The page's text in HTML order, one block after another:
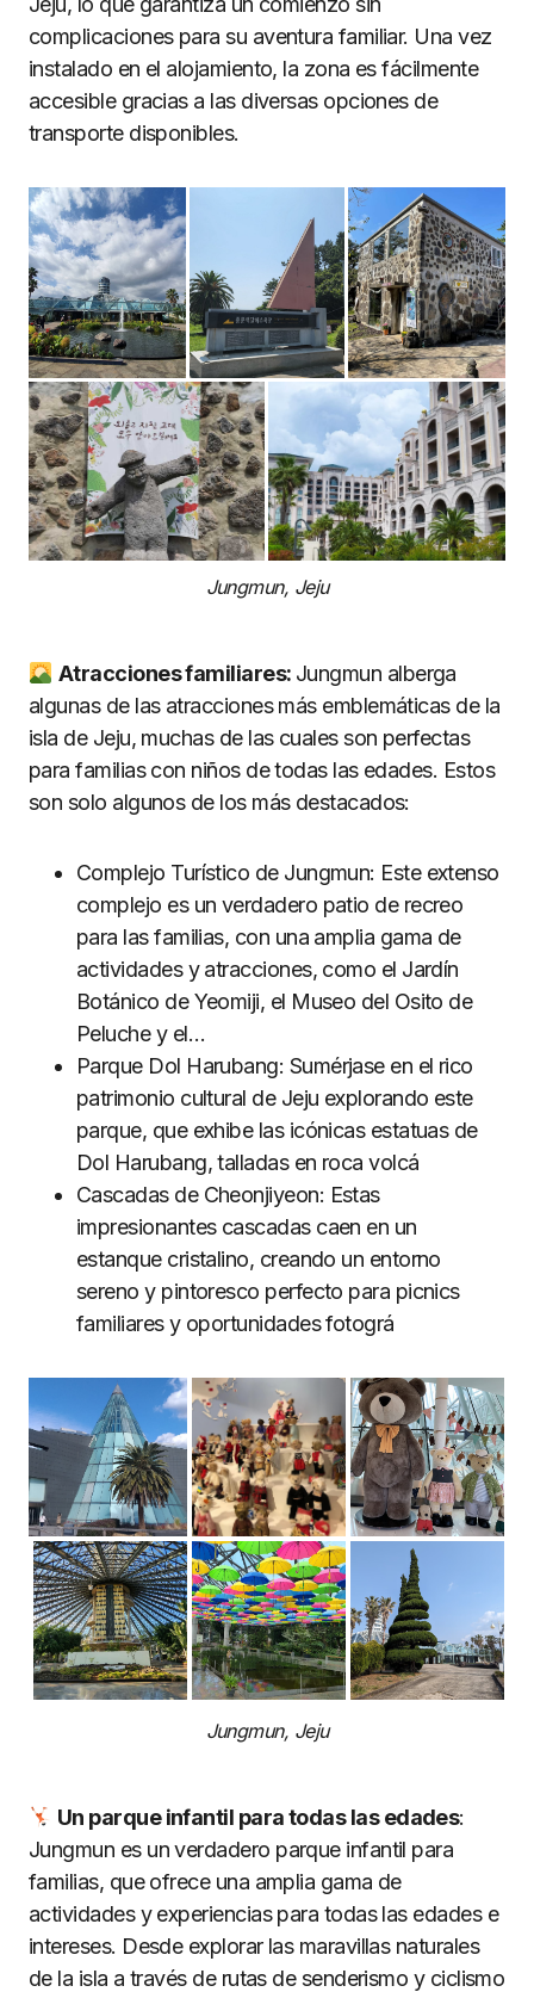
complicaciones para su aventura familiar. Una vez
instalado en el alojamiento, la zona es fácilmente
accesible gracias a las diversas opciones de
transporte disponibles.
Jungmun, Jeju
Atracciones familiares: Jungmun alberga
algunas de las atracciones más emblemáticas de la
isla de Jeju, muchas de las cuales son perfectas
para familias con niños de todas las edades. Estos
son solo algunos de los más destacados:
Complejo Turístico de Jungmun: Este extenso
complejo es un verdadero patio de recreo
para las familias, con una amplia gama de
actividades y atracciones, como el Jardín
Botánico de Yeomiji, el Museo del Osito de
Peluche y el…
Parque Dol Harubang: Sumérjase en el rico
patrimonio cultural de Jeju explorando este
parque, que exhibe las icónicas estatuas de
Dol Harubang, talladas en roca volcá
Cascadas de Cheonjiyeon: Estas
impresionantes cascadas caen en un
estanque cristalino, creando un entorno
sereno y pintoresco perfecto para picnics
familiares y oportunidades fotográ
Jungmun, Jeju
Un parque infantil para todas las edades:
Jungmun es un verdadero parque infantil para
familias, que ofrece una amplia gama de
actividades y experiencias para todas las edades e
intereses. Desde explorar las maravillas naturales
de la isla a través de rutas de senderismo y ciclismo